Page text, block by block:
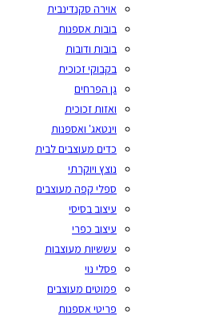
אוירה סקנדינבית
בובות אספנות
בובות ודובות
בקבוקי זכוכית
גן הפרחים
ואזות זכוכית
וינטאג' ואספנות
כדים מעוצבים לבית
נוצץ ויוקרתי
ספלי קפה מעוצבים
עיצוב בסיסי
עיצוב כפרי
עששיות מעוצבות
פסלי נוי
פמוטים מעוצבים
פריטי אספנות